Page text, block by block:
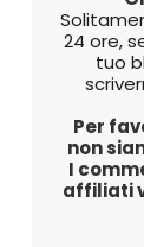
24 ore,
tuo
Per
non
I
affiliati